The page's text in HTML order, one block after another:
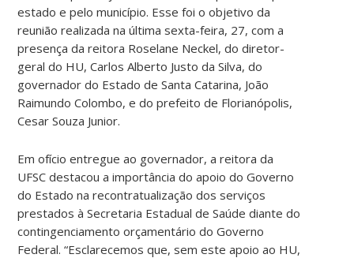
estado e pelo município. Esse foi o objetivo da
reunião realizada na última sexta-feira, 27, com a
presença da reitora Roselane Neckel, do diretor-
geral do HU, Carlos Alberto Justo da Silva, do
governador do Estado de Santa Catarina, João
Raimundo Colombo, e do prefeito de Florianópolis,
Cesar Souza Junior.
Em ofícioentregue ao governador, a reitora da
UFSC destacou a importância do apoio do Governo
do Estado na recontratualização dos serviços
prestados à Secretaria Estadual de Saúde diante do
contingenciamento orçamentário do Governo
Federal. “Esclarecemos que, sem este apoio ao HU,